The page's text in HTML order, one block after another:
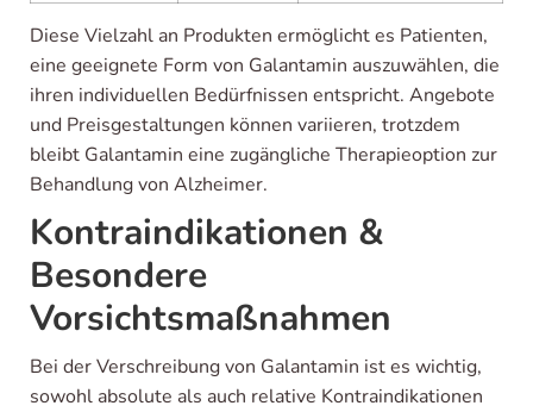
Diese Vielzahl an Produkten ermöglicht es Patienten,
eine geeignete Form von Galantamin auszuwählen, die
ihren individuellen Bedürfnissen entspricht. Angebote
und Preisgestaltungen können variieren, trotzdem
bleibt Galantamin eine zugängliche Therapieoption zur
Behandlung von Alzheimer.
Kontraindikationen &
Besondere
Vorsichtsmaßnahmen
Bei der Verschreibung von Galantamin ist es wichtig,
sowohl absolute als auch relative Kontraindikationen